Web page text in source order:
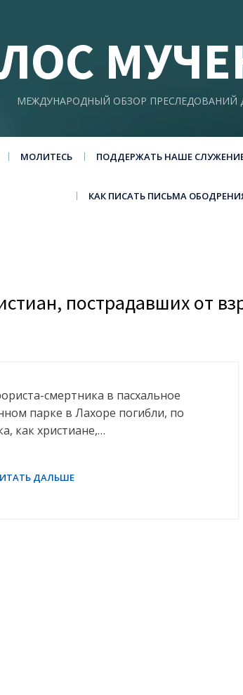
МЕЖДУНАРОДНЫЙ ОБЗОР ПРЕСЛЕДОВАНИЙ
МОЛИТЕСЬ ПОДДЕРЖАТЬ НАШЕ
КАК ПИСАТЬ ПИСЬМА
пострадавших от
смертника в пасхальное
парке в Лахоре погибли, по
как христиане,…